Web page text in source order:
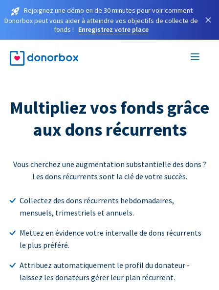
Rejoignez une démo en de 30 minutes pour voir comment
Donorbox peut vous aider à atteindre vos objectifs de collecte de
fonds !
Enregistrez votre place
×
Multipliez vos fonds grâce
aux dons récurrents
Vous cherchez une augmentation substantielle des dons ?
Les dons récurrents sont la clé de votre succès.
Collectez des dons récurrents hebdomadaires,
mensuels, trimestriels et annuels.
Mettez en évidence votre intervalle de dons récurrents
le plus préféré.
Attribuez automatiquement le profil du donateur -
laissez les donateurs gérer leur plan récurrent.